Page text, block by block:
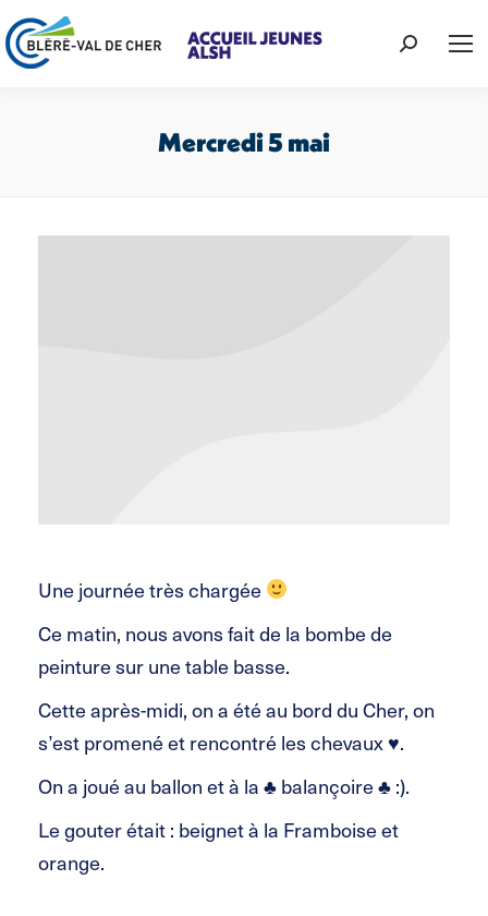
Recherche
Mercredi 5 mai
Une journée très chargée
Ce matin, nous avons fait de la bombe de
peinture sur une table basse.
Cette après-midi, on a été au bord du Cher, on
s’est promené et rencontré les chevaux ♥.
On a joué au ballon et à la ♣ balançoire ♣ :).
Le gouter était : beignet à la Framboise et
orange.